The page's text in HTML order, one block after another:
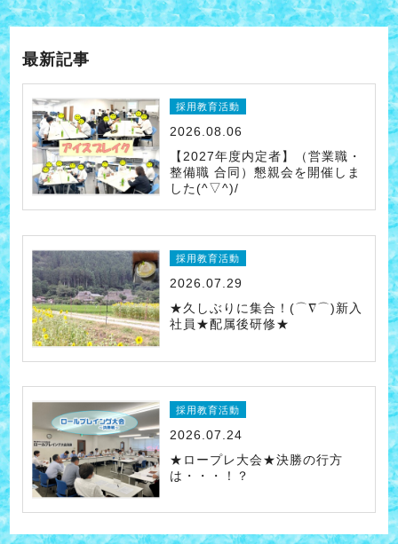
最新記事
採用教育活動
2026.08.06
【2027年度内定者】（営業職・
整備職 合同）懇親会を開催しま
した(^▽^)/
採用教育活動
2026.07.29
★久しぶりに集合！(⌒∇⌒)新入
社員★配属後研修★
採用教育活動
2026.07.24
★ロープレ大会★決勝の行方
は・・・！？